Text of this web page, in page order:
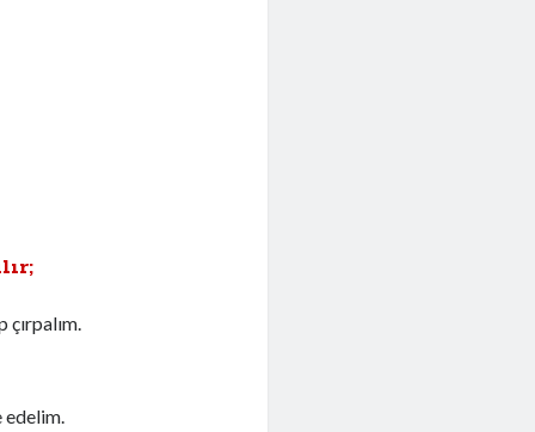
çırpalım.
edelim.